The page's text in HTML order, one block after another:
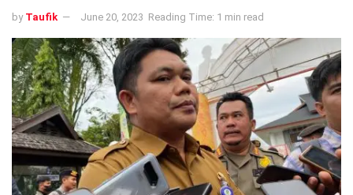
by Taufik June 20, 2023 Reading Time: 1 min read